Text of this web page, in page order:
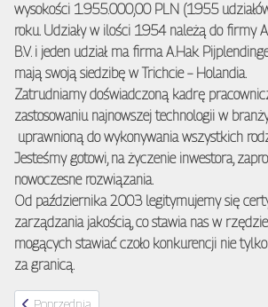
wysokości 1.955.000,00 PLN (1955
roku. Udziały w ilości 1954 należą do firmy
B.V. i jeden udział ma firma A.Hak
mają swoją siedzibę w Trichcie – Holandia.
Zatrudniamy doświadczoną kadrę
zastosowaniu najnowszej technologii w
uprawnioną do wykonywania wszystkich
Jesteśmy gotowi, na życzenie inwestora,
nowoczesne rozwiązania.
Od października 2003 legitymujemy się
zarządzania jakością, co stawia nas w
mogących stawiać czoło konkurencji nie
za granicą.
Poprzednia strona: Specjalizacja